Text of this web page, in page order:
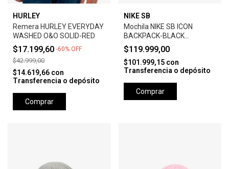
HURLEY
Remera HURLEY EVERYDAY
WASHED O&O SOLID-RED
$17.199,60 -60% OFF
$42.999,00
$14.619,66 con
Transferencia o depósito
Comprar
NIKE SB
Mochila NIKE SB ICON
BACKPACK-BLACK
ANTHRACITE
$119.999,00
$101.999,15 con
Transferencia o depósito
Comprar